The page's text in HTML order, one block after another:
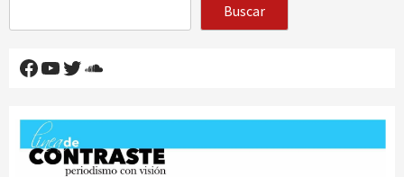
Buscar
Facebook
YouTube
Twitter
SoundCloud